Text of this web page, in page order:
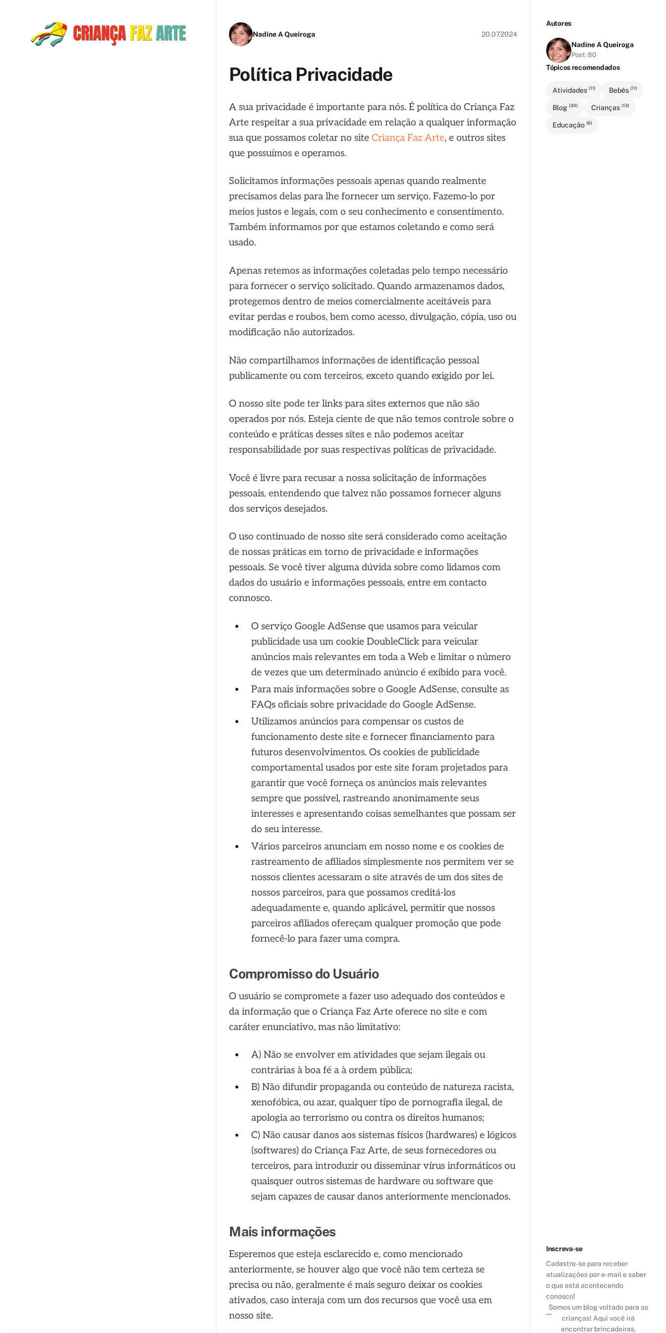
Nadine A Queiroga 20.07.2024
Política Privacidade
A sua privacidade é importante para nós. É política do Criança Faz
Arte respeitar a sua privacidade em relação a qualquer informação
sua que possamos coletar no siteCriança Faz Arte, e outros sites
que possuímos e operamos.
Solicitamos informações pessoais apenas quando realmente
precisamos delas para lhe fornecer um serviço. Fazemo-lo por
meios justos e legais, com o seu conhecimento e consentimento.
Também informamos por que estamos coletando e como será
usado.
Apenas retemos as informações coletadas pelo tempo necessário
para fornecer o serviço solicitado. Quando armazenamos dados,
protegemos dentro de meios comercialmente aceitáveis ​​para
evitar perdas e roubos, bem como acesso, divulgação, cópia, uso ou
modificação não autorizados.
Não compartilhamos informações de identificação pessoal
publicamente ou com terceiros, exceto quando exigido por lei.
O nosso site pode ter links para sites externos que não são
operados por nós. Esteja ciente de que não temos controle sobre o
conteúdo e práticas desses sites e não podemos aceitar
responsabilidade por suas respectivaspolíticas de privacidade.
Você é livre para recusar a nossa solicitação de informações
pessoais, entendendo que talvez não possamos fornecer alguns
dos serviços desejados.
O uso continuado de nosso site será considerado como aceitação
de nossas práticas em torno de privacidade e informações
pessoais. Se você tiver alguma dúvida sobre como lidamos com
dados do usuário e informações pessoais, entre em contacto
connosco.
O serviço Google AdSense que usamos para veicular
publicidade usa um cookie DoubleClick para veicular
anúncios mais relevantes em toda a Web e limitar o número
de vezes que um determinado anúncio é exibido para você.
Para mais informações sobre o Google AdSense, consulte as
FAQs oficiais sobre privacidade do Google AdSense.
Utilizamos anúncios para compensar os custos de
funcionamento deste site e fornecer financiamento para
futuros desenvolvimentos. Os cookies de publicidade
comportamental usados ​​por este site foram projetados para
garantir que você forneça os anúncios mais relevantes
sempre que possível, rastreando anonimamente seus
interesses e apresentando coisas semelhantes que possam ser
do seu interesse.
Vários parceiros anunciam em nosso nome e os cookies de
rastreamento de afiliados simplesmente nos permitem ver se
nossos clientes acessaram o site através de um dos sites de
nossos parceiros, para que possamos creditá-los
adequadamente e, quando aplicável, permitir que nossos
parceiros afiliados ofereçam qualquer promoção que pode
fornecê-lo para fazer uma compra.
Compromisso do Usuário
O usuário se compromete a fazer uso adequado dos conteúdos e
da informação que o Criança Faz Arte oferece no site e com
caráter enunciativo, mas não limitativo:
A) Não se envolver em atividades que sejam ilegais ou
contrárias à boa fé a à ordem pública;
B) Não difundir propaganda ou conteúdo de natureza racista,
xenofóbica, ou azar, qualquer tipo de pornografia ilegal, de
apologia ao terrorismo ou contra os direitos humanos;
C) Não causar danos aos sistemas físicos (hardwares) e lógicos
(softwares) do Criança Faz Arte, de seus fornecedores ou
terceiros, para introduzir ou disseminar vírus informáticos ou
quaisquer outros sistemas de hardware ou software que
sejam capazes de causar danos anteriormente mencionados.
Mais informações
Esperemos que esteja esclarecido e, como mencionado
anteriormente, se houver algo que você não tem certeza se
precisa ou não, geralmente é mais seguro deixar os cookies
ativados, caso interaja com um dos recursos que você usa em
nosso site.
Autores
Nadine A Queiroga
Post: 80
Tópicos recomendados
Atividades(11) Bebês (11)
Blog(30) Crianças (13)
Educação(6)
Inscreva-se
Cadastre-se para receber
atualizações por e-mail e saber
o que está acontecendo
conosco!
...
Somos um blog voltado para as
crianças! Aqui você irá
encontrar brincadeiras,